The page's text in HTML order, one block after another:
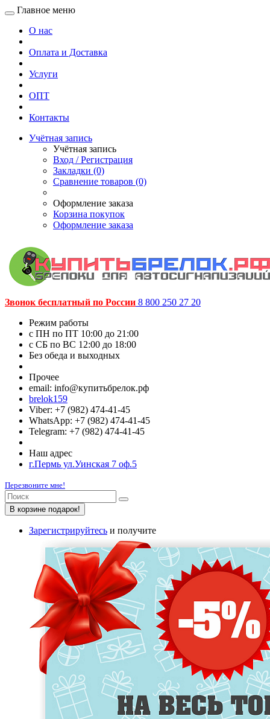
Главное меню
О нас
Оплата и Доставка
Услуги
ОПТ
Контакты
Учётная запись
Учётная запись
Вход / Регистрация
Закладки (0)
Сравнение товаров (0)
Оформление заказа
Корзина покупок
Оформление заказа
Звонок бесплатный по России 8 800 250 27 20
Режим работы
c ПН по ПТ 10:00 до 21:00
c СБ по ВС 12:00 до 18:00
Без обеда и выходных
Прочее
email: info@купитьбрелок.рф
brelok159
Viber: +7 (982) 474-41-45
WhatsApp: +7 (982) 474-41-45
Telegram: +7 (982) 474-41-45
Наш адрес
г.Пермь ул.Уинская 7 оф.5
Перезвоните мне!
В корзине подарок!
Зарегистрируйтесь и получите